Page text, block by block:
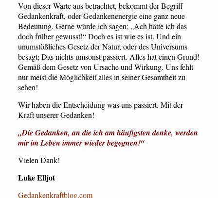
Von dieser Warte aus betrachtet, bekommt der Begriff
Gedankenkraft, oder Gedankenenergie eine ganz neue
Bedeutung. Gerne würde ich sagen; „Ach hätte ich das
doch früher gewusst!“ Doch es ist wie es ist. Und ein
unumstößliches Gesetz der Natur, oder des Universums
besagt; Das nichts umsonst passiert. Alles hat einen Grund!
Gemäß dem Gesetz von Ursache und Wirkung. Uns fehlt
nur meist die Möglichkeit alles in seiner Gesamtheit zu
sehen!
Wir haben die Entscheidung was uns passiert. Mit der
Kraft unserer Gedanken!
„Die Gedanken, an die ich am häufigsten denke, werden
mir im Leben immer wieder begegnen!“
Vielen Dank!
Luke Elljot
Gedankenkraftblog.com